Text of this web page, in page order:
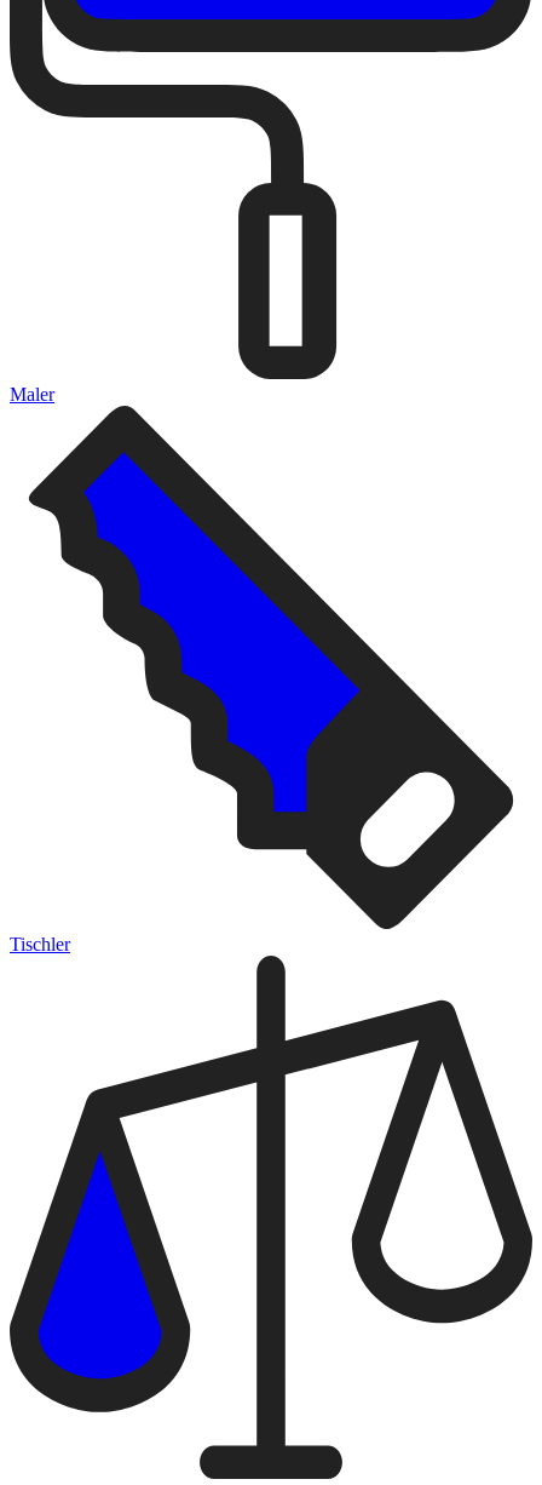
Maler
Tischler